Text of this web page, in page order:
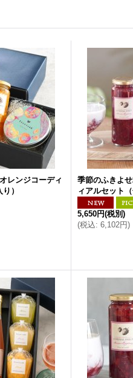
レンジコーディ
）
季節のふきよ
ィアルセット（
5,650円(税別)
(税込: 6,102円)